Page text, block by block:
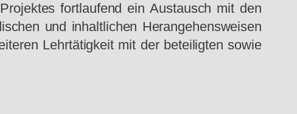
fortlaufend ein Austausch mit den
und inhaltlichen Herangehensweisen
Lehrtätigkeit mit der beteiligten sowie